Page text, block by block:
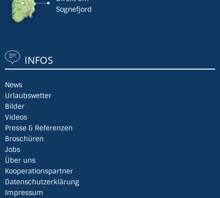
Sognefjord
INFOS
News
Urlaubswetter
Bilder
Videos
Presse & Referenzen
Broschüren
Jobs
Über uns
Kooperationspartner
Datenschutzerklärung
Impressum